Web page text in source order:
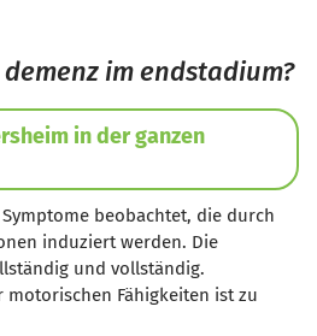
im endstadium?
in der ganzen
beobachtet, die durch
induziert werden. Die
und vollständig.
motorischen Fähigkeiten ist zu